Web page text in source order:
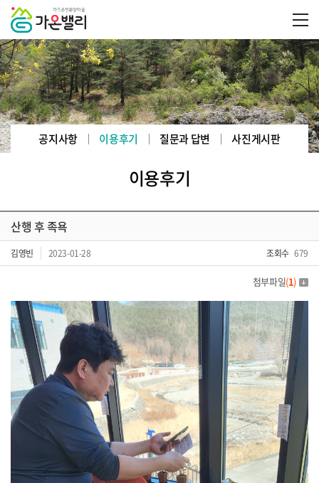
공지사항 이용후기 질문과 답변 사진게시판
이용후기
산행 후 족욕
김영빈 2023-01-28 조회수 679
첨부파일(1)